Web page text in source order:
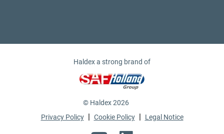
Haldex a strong brand of
© Haldex 2026
Privacy Policy | Cookie Policy | Legal Notice